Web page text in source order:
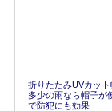
折りたたみUVカット
多少の雨なら帽子が
で防犯にも効果